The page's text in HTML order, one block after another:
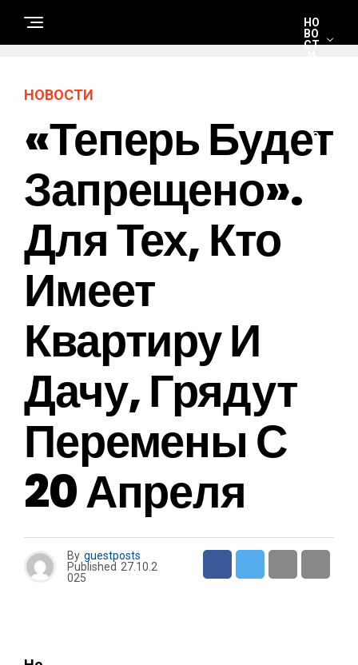
НО
ВО
СТ
О
И
НОВОСТИ
«Теперь Будет
Запрещено».
Для Тех, Кто
Имеет
Квартиру И
Дачу, Грядут
Перемены С
20 Апреля
By guestposts
Published 27.10.2
025